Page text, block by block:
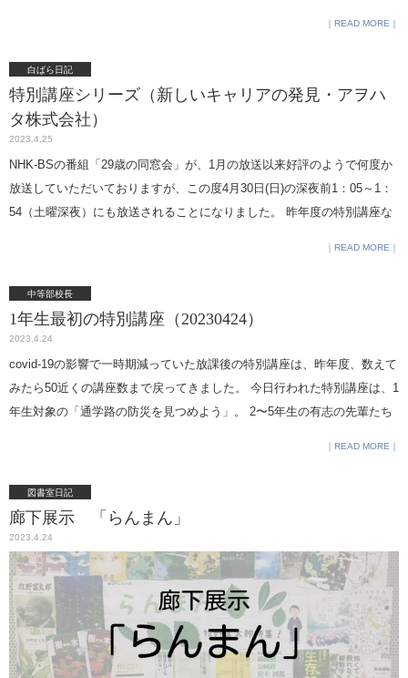
らしを望んで力を隠し、自らが作り出した式神たちと平和な高校生活を
強い力を持つ男・一ノ宮朔に見初められ、強引に結婚を迫られてしま
う。 期限付きの契約嫁となった華は、様々な試練に見舞われながらも、
READ MORE
白ばら日記
特別講座シリーズ（新しいキャリアの発見・アヲハ
タ株式会社）
2023.4.25
NHK-BSの番組「29歳の同窓会」が、1月の放送以来好評のようで何度か
放送していただいておりますが、この度4月30日(日)の深夜前1：05～1：
54（土曜深夜）にも放送されることになりました。 昨年度の特別講座な
株式会社に行っ てまいりました。 （内容）①アヲハタブランド、商品、
くださいました）（20分）③試食と評価会（約70分） ③は4〜5人のグル
大変親切にご対応いただき、 生徒も楽しんで参加させていただいており
いました。 特別講座につきまして、担当の住谷より報告です。 特別講座
「女性の社会進出✕新しいキャリアの発見」高等部の４・５年生を対象
に、2部構成で行われました。第1部では、(株)Institute of Woman’s
Leadership 代表として内閣人事局や農林水産省、大手企業等において女
性のキ ャリア研修や講演などを行っていらっしゃる川嶋治子様をお招き
し て、 ご自身の体験談を交えて今後のキャリアの探し方についてお話い
た だきました。子供が好き=保育士になりたい→英語が好き＝ 留学した
い→人の役に立ちたい＝ とかく孤独になりがちな女性リーダーを支えて
READ MORE
中等部校長
1年生最初の特別講座（20230424）
2023.4.24
covid-19の影響で一時期減っていた放課後の特別講座は、昨年度、数えて
みたら50近くの講座数まで戻ってきました。 今日行われた特別講座は、1
年生対象の「通学路の防災を見つめよう」。 2〜5年生の有志の先輩たち
れてのワークショプ形式で行われ、先輩たちが各グループにファシリテ
READ MORE
図書室日記
廊下展示 「らんまん」
2023.4.24